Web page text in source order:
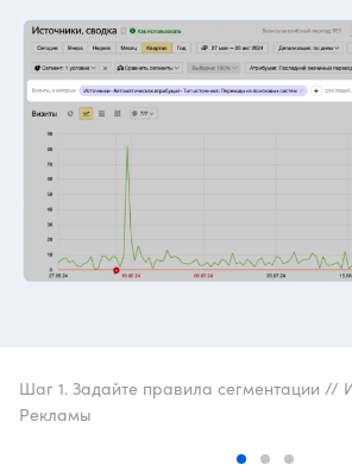
Шаг 1. Задайте правила сегментации //
Рекламы